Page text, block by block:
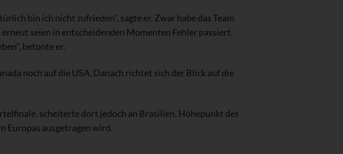
bin ich nicht zufrieden“, sagte er. Zwar habe das Team
seien in entscheidenden Momenten Fehler passiert.
betonte er.
noch auf die USA. Danach richtet sich der Blick auf die
scheiterte dort jedoch an Brasilien. Höhepunkt des
Europas ausgetragen wird.